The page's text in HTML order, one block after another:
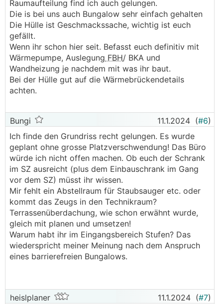
Raumaufteilung find ich auch gelungen.
Die is bei uns auch Bungalow sehr einfach gehalten
Die Hülle ist Geschmackssache, wichtig ist euch
gefällt.
Wenn ihr schon hier seit. Befasst euch definitiv mit
Wärmepumpe, Auslegung FBH/ BKA und
Wandheizung je nachdem mit was ihr baut.
Bei der Hülle gut auf die Wärmebrückendetails
achten.
Bungi 11.1.2024 (#6)
Ich finde den Grundriss recht gelungen. Es wurde
geplant ohne grosse Platzverschwendung! Das Büro
würde ich nicht offen machen. Ob euch der Schrank
im SZ ausreicht (plus dem Einbauschrank im Gang
vor dem SZ) müsst ihr wissen.
Mir fehlt ein Abstellraum für Staubsauger etc. oder
kommt das Zeugs in den Technikraum?
Terrassenüberdachung, wie schon erwähnt wurde,
gleich mit planen und umsetzen!
Warum habt ihr im Eingangsbereich Stufen? Das
wiederspricht meiner Meinung nach dem Anspruch
eines barrierefreien Bungalows.
heislplaner 11.1.2024 (#7)